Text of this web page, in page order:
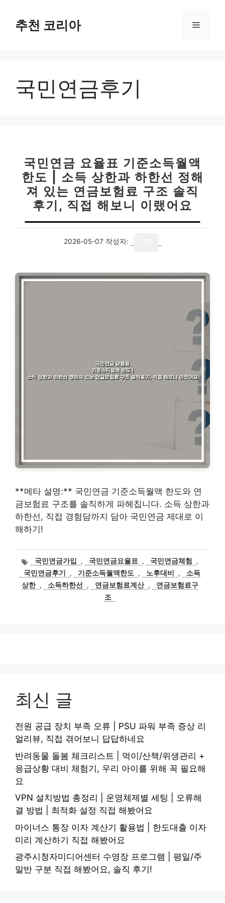
추천 코리아 메
국민연금후기
국민연금 요율표 기준소득월액
한도 | 소득 상한과 하한선 정해
져 있는 연금보험료 구조 솔직
후기, 직접 해보니 이랬어요
2026-05-07 작성자:
**메타 설명:** 국민연금 기준소득월액 한도와 연
금보험료 구조를 솔직하게 파헤칩니다. 소득 상한과
하한선, 직접 경험담까지 담아 국민연금 제대로 이
해하기!
태
그
국민연금가입 , 국민연금요율표 , 국민연금체험
,
국민연금후기
, 기준소득월액한도 , 노후대비 ,
소득
상한 , 소득하한선 , 연금보험료계산 ,
연금보험료구
조
최신 글
전원 공급 장치 부족 오류 | PSU 파워 부족 증상 리
얼리뷰, 직접 겪어보니 답답하네요
반려동물 돌봄 체크리스트 | 먹이/산책/위생관리 +
응급상황 대비 체험기, 우리 아이를 위해 꼭 필요해
요
VPN 설치방법 총정리 | 운영체제별 세팅 | 오류해
결 방법 | 최적화 설정 직접 해봤어요
마이너스 통장 이자 계산기 활용법 | 한도대출 이자
미리 계산하기 직접 해봤어요
광주시청자미디어센터 수영장 프로그램 | 평일/주
말반 구분 직접 해봤어요, 솔직 후기!